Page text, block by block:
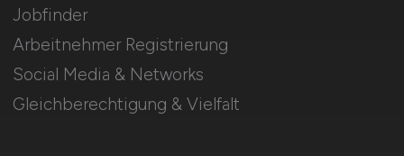
Jobfinder
Arbeitnehmer Registrierung
Social Media & Networks
Gleichberechtigung & Vielfalt